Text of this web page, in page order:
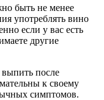
быть не менее
употреблять вино
если у вас есть
другие
после
к своему
симптомов.